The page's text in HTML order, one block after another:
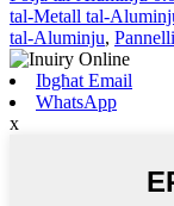
tal-Metall tal-
tal-Aluminju,
Ibgħat Email
WhatsApp
x